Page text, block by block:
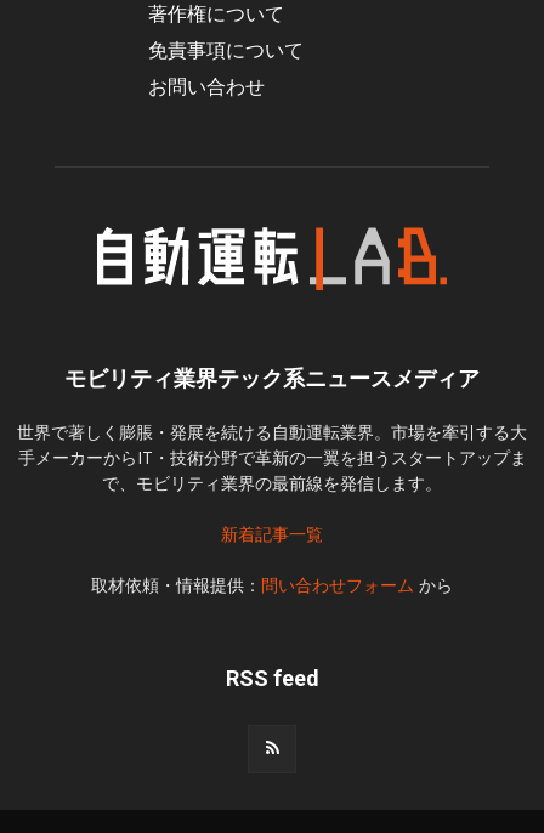
著作権について
免責事項について
お問い合わせ
モビリティ業界テック系ニュースメディア
世界で著しく膨脹・発展を続ける自動運転業界。市場を牽引する大
手メーカーからIT・技術分野で革新の一翼を担うスタートアップま
で、モビリティ業界の最前線を発信します。
新着記事一覧
取材依頼・情報提供： 問い合わせフォーム から
RSS feed